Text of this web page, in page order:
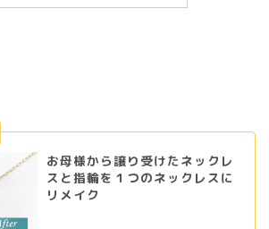
お母様から譲り受けたネックレ
スと指輪を１つのネックレスに
リメイク